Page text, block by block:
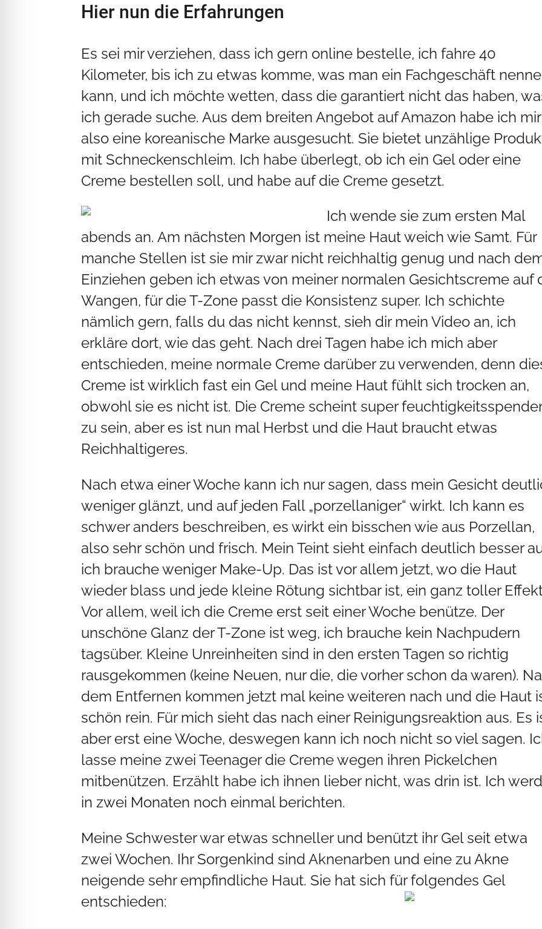
Hier nun die Erfahrungen
Es sei mir verziehen, dass ich gern online bestelle, ich fahre 40
Kilometer, bis ich zu etwas komme, was man ein Fachgeschäft
kann, und ich möchte wetten, dass die garantiert nicht das haben,
ich gerade suche. Aus dem breiten Angebot auf Amazon habe ich mir
also eine koreanische Marke ausgesucht. Sie bietet unzählige
mit Schneckenschleim. Ich habe überlegt, ob ich ein Gel oder eine
Creme bestellen soll, und habe auf die Creme gesetzt.
Ich wende sie zum ersten Mal
abends an. Am nächsten Morgen ist meine Haut weich wie Samt. Für
manche Stellen ist sie mir zwar nicht reichhaltig genug und nach
Einziehen geben ich etwas von meiner normalen Gesichtscreme auf
Wangen, für die T-Zone passt die Konsistenz super. Ich schichte
nämlich gern, falls du das nicht kennst, sieh dir meinVideo an, ich
erkläre dort, wie das geht. Nach drei Tagen habe ich mich aber
entschieden, meine normale Creme darüber zu verwenden, denn
Creme ist wirklich fast ein Gel und meine Haut fühlt sich trocken an,
obwohl sie es nicht ist. Die Creme scheint super
zu sein, aber es ist nun mal Herbst und die Haut braucht etwas
Reichhaltigeres.
Nach etwa einer Woche kann ich nur sagen, dass mein Gesicht
weniger glänzt, und auf jeden Fall „porzellaniger“ wirkt. Ich kann es
schwer anders beschreiben, es wirkt ein bisschen wie aus Porzellan,
also sehr schön und frisch. Mein Teint sieht einfach deutlich besser
ich brauche weniger Make-Up. Das ist vor allem jetzt, wo die Haut
wieder blass und jede kleine Rötung sichtbar ist, ein ganz toller
Vor allem, weil ich die Creme erst seit einer Woche benütze. Der
unschöne Glanz der T-Zone ist weg, ich brauche kein Nachpudern
tagsüber. Kleine Unreinheiten sind in den ersten Tagen so richtig
rausgekommen (keine Neuen, nur die, die vorher schon da waren).
dem Entfernen kommen jetzt mal keine weiteren nach und die Haut
schön rein. Für mich sieht das nach einer Reinigungsreaktion aus. Es
aber erst eine Woche, deswegen kann ich noch nicht so viel sagen.
lasse meine zwei Teenager die Creme wegen ihren Pickelchen
mitbenützen. Erzählt habe ich ihnen lieber nicht, was drin ist. Ich
in zwei Monaten noch einmal berichten.
Meine Schwester war etwas schneller und benützt ihr Gel seit etwa
zwei Wochen. Ihr Sorgenkind sind Aknenarben und eine zu Akne
neigende sehr empfindliche Haut. Sie hat sich für folgendes Gel
entschieden: